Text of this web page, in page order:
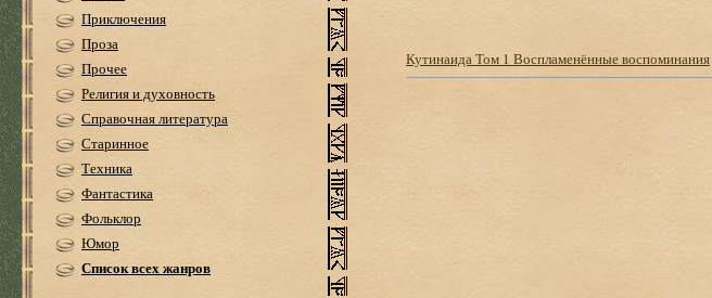
Приключения
Проза
Прочее
Религия и духовность
Справочная литература
Старинное
Техника
Фантастика
Фольклор
Юмор
Список всех жанров
Кутинаида Том 1 Воспламенённые воспоминания